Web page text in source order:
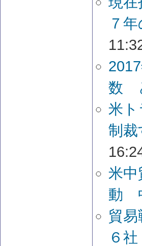
７
数
米
制
米
動
貿
６社